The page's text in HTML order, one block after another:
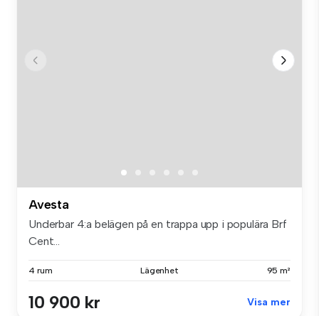
Avesta
Underbar 4:a belägen på en trappa upp i populära Brf
Cent...
4 rum Lägenhet 95 m²
10 900 kr Visa mer